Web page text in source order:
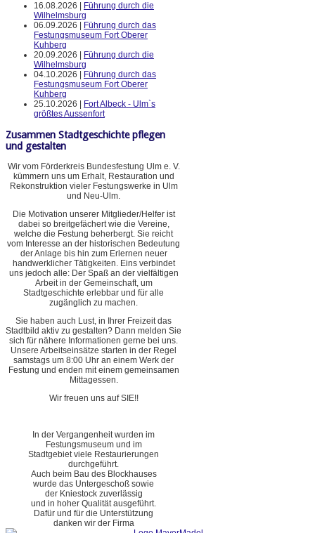
16.08.2026 |
Führung durch die
Wilhelmsburg
06.09.2026 |
Führung durch das
Festungsmuseum Fort Oberer
Kuhberg
20.09.2026 |
Führung durch die
Wilhelmsburg
04.10.2026 |
Führung durch das
Festungsmuseum Fort Oberer
Kuhberg
25.10.2026 |
Fort Albeck - Ulm`s
größtes Aussenfort
Zusammen Stadtgeschichte pflegen
und gestalten
Wir vom Förderkreis Bundesfestung Ulm e. V.
kümmern uns um Erhalt, Restauration und
Rekonstruktion vieler Festungswerke in Ulm
und Neu-Ulm.
Die Motivation unserer Mitglieder/Helfer ist
dabei so breitgefächert wie die Vereine,
welche die Festung beherbergt. Sie reicht
vom Interesse an der historischen Bedeutung
der Anlage bis hin zum Erlernen neuer
handwerklicher Tätigkeiten. Eins verbindet
uns jedoch alle: Der Spaß an der vielfältigen
Arbeit in der Gemeinschaft, um
Stadtgeschichte erlebbar und für alle
zugänglich zu machen.
Sie haben auch Lust, in Ihrer Freizeit das
Stadtbild aktiv zu gestalten? Dann melden Sie
sich für nähere Informationen gerne bei uns.
Unsere Arbeitseinsätze starten in der Regel
samstags um 8:00 Uhr an einem Werk der
Festung und enden mit einem gemeinsamen
Mittagessen.
Wir freuen uns auf SIE!!
In der Vergangenheit wurden im
Festungsmuseum und im
Stadtgebiet viele Restaurierungen
durchgeführt.
Auch beim Bau des Blockhauses
wurde das Untergeschoß sowie
der Kniestock zuverlässig
und in hoher Qualität ausgeführt.
Dafür und für die Unterstützung
danken wir der Firma